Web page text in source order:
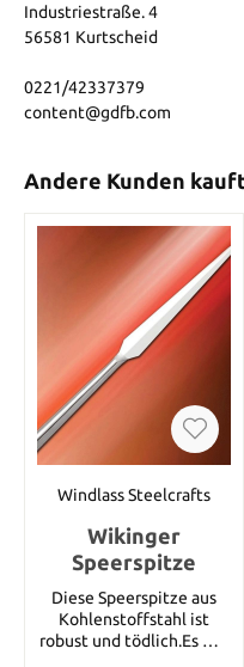
Industriestraße. 4
56581 Kurtscheid
0221/42337379
content@gdfb.com
Andere Kunden
Windlass Steelcrafts
Wikinger
Speerspitze
Diese Speerspitze aus
Kohlenstoffstahl ist
robust und tödlich.Es war